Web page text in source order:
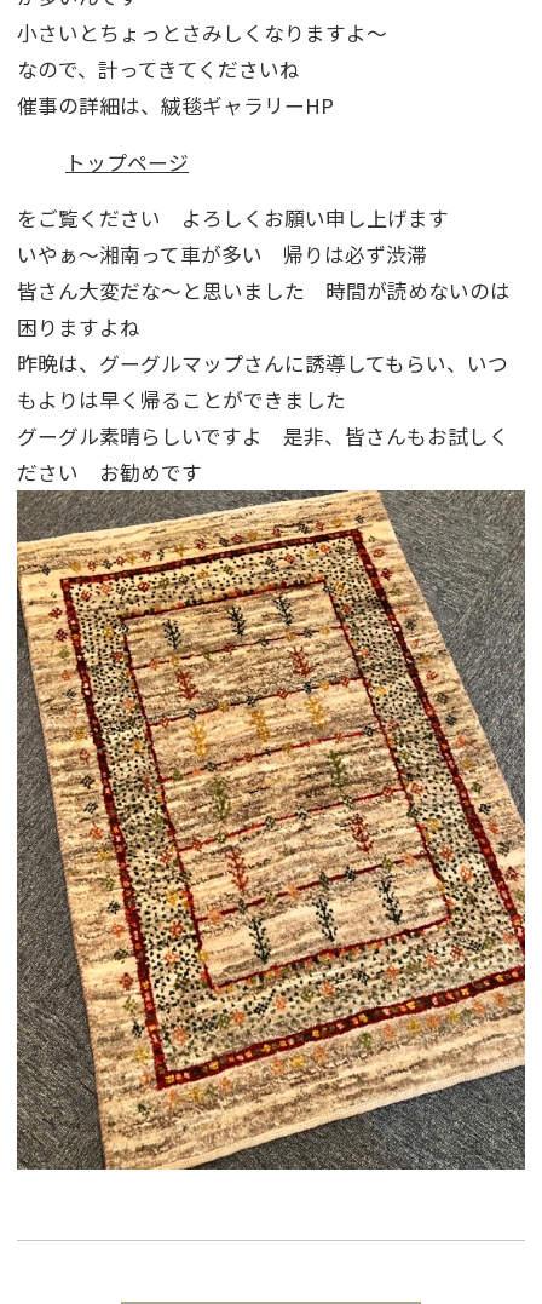
小さいとちょっとさみしくなりますよ～
なので、計ってきてくださいね
催事の詳細は、絨毯ギャラリーHP
トップページ
をご覧ください よろしくお願い申し上げます
いやぁ～湘南って車が多い 帰りは必ず渋滞
皆さん大変だな～と思いました 時間が読めないのは
困りますよね
昨晩は、グーグルマップさんに誘導してもらい、いつ
もよりは早く帰ることができました
グーグル素晴らしいですよ 是非、皆さんもお試しく
ださい お勧めです